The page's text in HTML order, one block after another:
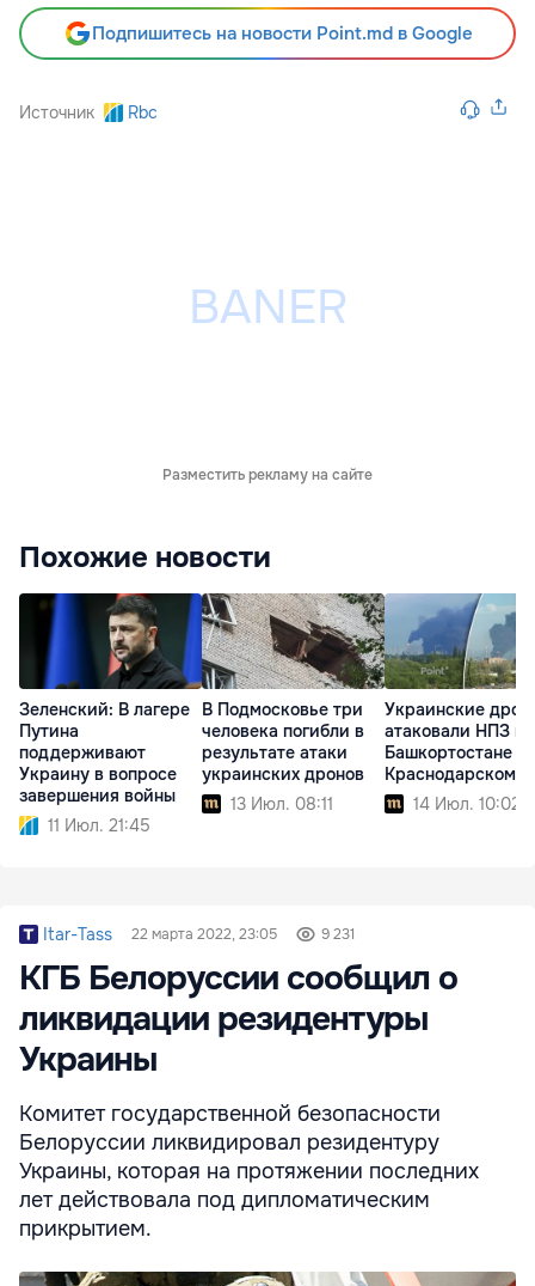
Подпишитесь на новости Point.md в Google
Источник Rbc
Разместить рекламу на сайте
Похожие новости
Зеленский: В лагере
Путина
поддерживают
Украину в вопросе
завершения войны
11 Июл. 21:45
В Подмосковье три
человека погибли в
результате атаки
украинских дронов
13 Июл. 08:11
Украинские
атаковали НПЗ в
Башкортостане и
Краснодарском
14 Июл. 10:02
Itar-Tass 22 марта 2022, 23:05 9 231
КГБ Белоруссии сообщил о
ликвидации резидентуры
Украины
Комитет государственной безопасности
Белоруссии ликвидировал резидентуру
Украины, которая на протяжении последних
лет действовала под дипломатическим
прикрытием.